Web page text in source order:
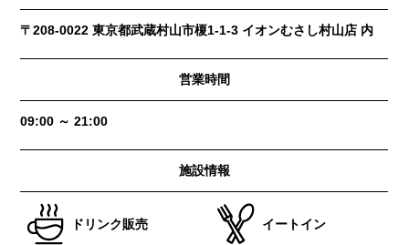
〒208-0022 東京都武蔵村山市榎1-1-3 イオンむさし村山店 内
営業時間
09:00 ～ 21:00
施設情報
ドリンク販売 イートイン